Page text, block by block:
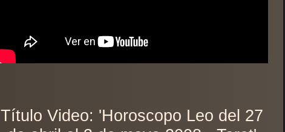
Título Video: 'Horoscopo Leo del 27